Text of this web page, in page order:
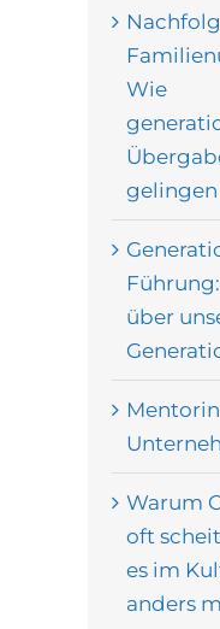
Wie
über
Warum
oft
es im
anders